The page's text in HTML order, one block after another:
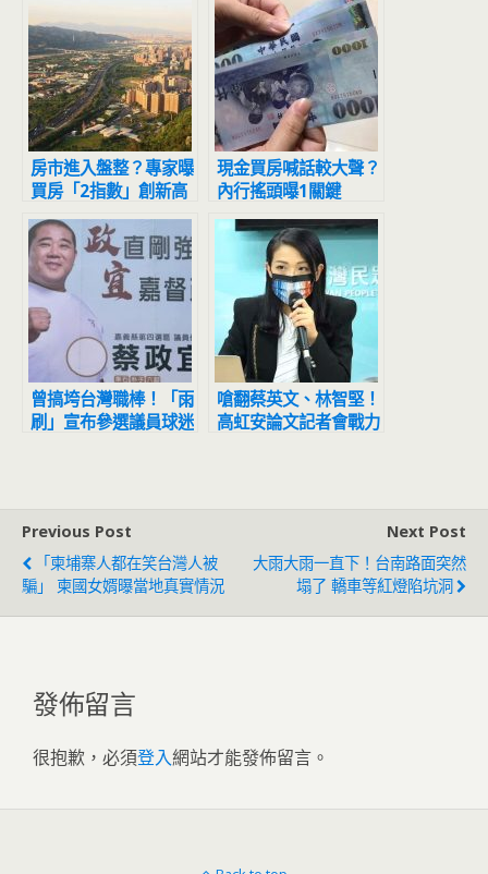
房市進入盤整？專家曝
買房「2指數」創新高
現金買房喊話較大聲？
內行搖頭曝1關鍵
曾搞垮台灣職棒！「雨
刷」宣布參選議員球迷
嗆翻蔡英文、林智堅！
高虹安論文記者會戰力
Previous Post
「柬埔寨人都在笑台灣人被
騙」 柬國女婿曝當地真實情況
Next Post
大雨大雨一直下！台南路面突然
塌了 轎車等紅燈陷坑洞
發佈留言
很抱歉，必須登入網站才能發佈留言。